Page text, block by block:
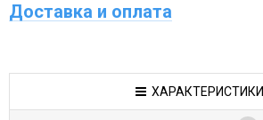
Доставка и оплата
ХАРАКТЕРИСТИКИ